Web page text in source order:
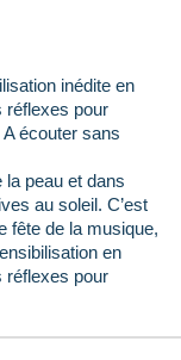
inédite en
réflexes pour
écouter sans
peau et dans
au soleil. C’est
fête de la musique,
en
réflexes pour